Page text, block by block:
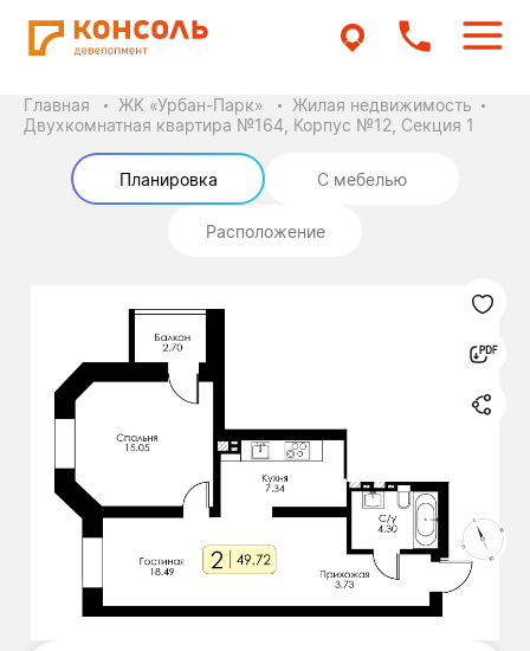
Главная ЖК «Урбан-Парк»
Жилая недвижимость
Двухкомнатная квартира №164, Корпус №12, Секция 1
Планировка С мебелью
Расположение